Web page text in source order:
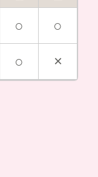
○ ○
○ ×